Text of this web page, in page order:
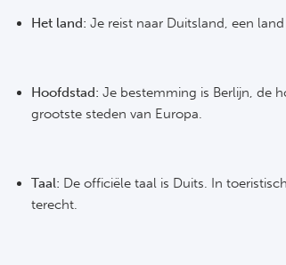
Het land: Je reist naar Duitsland, een
Hoofdstad: Je bestemming is Berlijn, de
grootste steden van Europa.
Taal: De officiële taal is Duits. In
terecht.